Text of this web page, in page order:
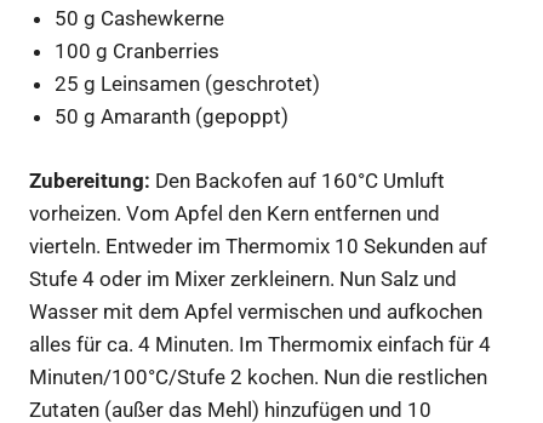
50 g Cashewkerne
100 g Cranberries
25 g Leinsamen (geschrotet)
50 g Amaranth (gepoppt)
Zubereitung: Den Backofen auf 160°C Umluft
vorheizen. Vom Apfel den Kern entfernen und
vierteln. Entweder im Thermomix 10 Sekunden auf
Stufe 4 oder im Mixer zerkleinern. Nun Salz und
Wasser mit dem Apfel vermischen und aufkochen
alles für ca. 4 Minuten. Im Thermomix einfach für 4
Minuten/100°C/Stufe 2 kochen. Nun die restlichen
Zutaten (außer das Mehl) hinzufügen und 10